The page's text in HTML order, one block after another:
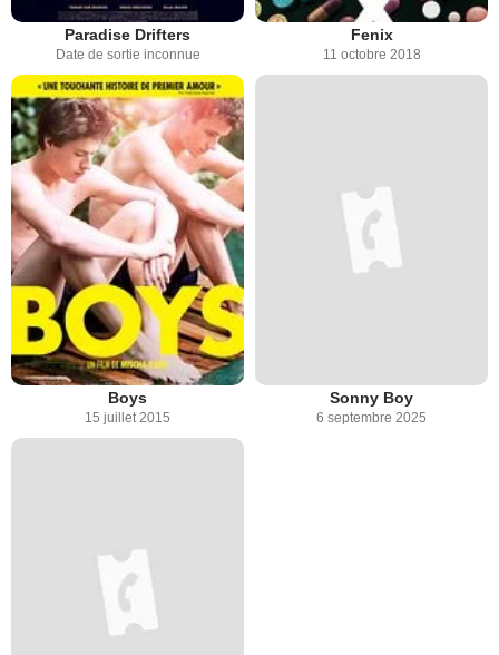
Paradise Drifters
Date de sortie inconnue
Fenix
11 octobre 2018
Boys
15 juillet 2015
Sonny Boy
6 septembre 2025